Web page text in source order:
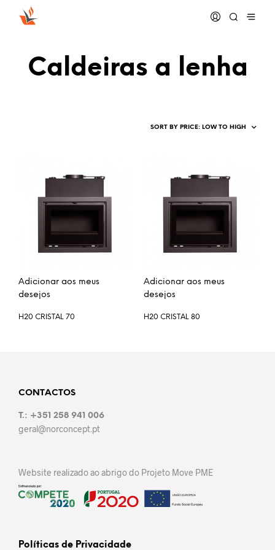
Caldeiras a lenha
Adicionar aos meus
desejos
H20 CRISTAL 70
Adicionar aos meus
desejos
H20 CRISTAL 80
CONTACTOS
T.: +351 258 941 006
geral@norconcept.pt
Website realizado ao abrigo do Projeto Move PME
Políticas de Privacidade